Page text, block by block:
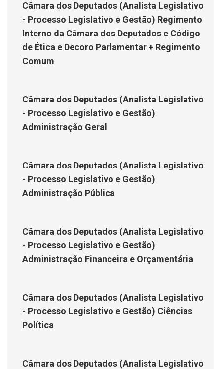
Câmara dos Deputados (Analista Legislativo
- Processo Legislativo e Gestão) Regimento
Interno da Câmara dos Deputados e Código
de Ética e Decoro Parlamentar + Regimento
Comum
Câmara dos Deputados (Analista Legislativo
- Processo Legislativo e Gestão)
Administração Geral
Câmara dos Deputados (Analista Legislativo
- Processo Legislativo e Gestão)
Administração Pública
Câmara dos Deputados (Analista Legislativo
- Processo Legislativo e Gestão)
Administração Financeira e Orçamentária
Câmara dos Deputados (Analista Legislativo
- Processo Legislativo e Gestão) Ciências
Política
Câmara dos Deputados (Analista Legislativo